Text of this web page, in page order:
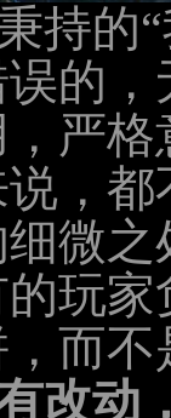
持的
的
严
，
微之
玩
而
改动